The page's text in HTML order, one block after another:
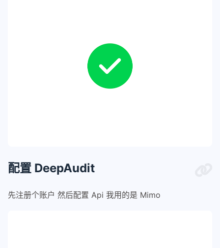
配置 DeepAudit
先注册个账户 然后配置 Api 我用的是 Mimo